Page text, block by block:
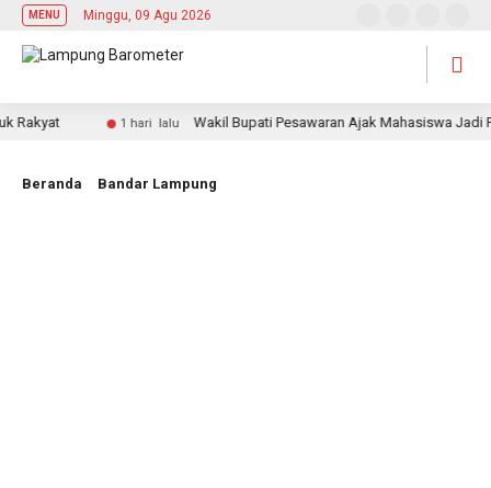
MENU Minggu, 09 Agu 2026
1 hari lalu Wakil Bupati Pesawaran Ajak Mahasiswa Jadi
Beranda Bandar Lampung